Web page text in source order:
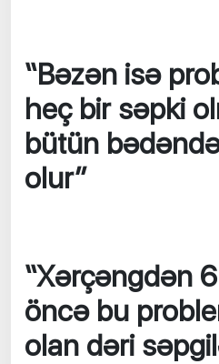
“Bəzən isə
heç bir səpki
bütün bədəndə
olur”
“Xərçəngdən
öncə bu
olan dəri